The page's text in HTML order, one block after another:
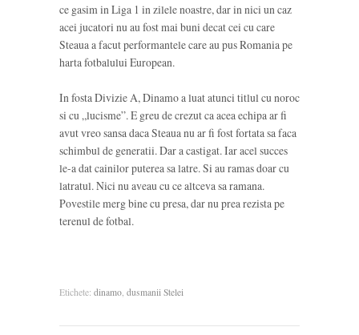
ce gasim in Liga 1 in zilele noastre, dar in nici un caz
acei jucatori nu au fost mai buni decat cei cu care
Steaua a facut performantele care au pus Romania pe
harta fotbalului European.
In fosta Divizie A, Dinamo a luat atunci titlul cu noroc
si cu „lucisme”. E greu de crezut ca acea echipa ar fi
avut vreo sansa daca Steaua nu ar fi fost fortata sa faca
schimbul de generatii. Dar a castigat. Iar acel succes
le-a dat cainilor puterea sa latre. Si au ramas doar cu
latratul. Nici nu aveau cu ce altceva sa ramana.
Povestile merg bine cu presa, dar nu prea rezista pe
terenul de fotbal.
Etichete: dinamo dusmanii Stelei